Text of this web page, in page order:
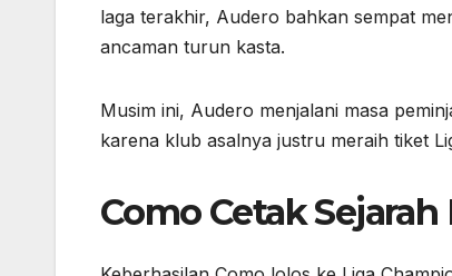
laga terakhir, Audero bahkan sempat
ancaman turun kasta.
Musim ini, Audero menjalani masa
karena klub asalnya justru meraih tiket
Como Cetak Sejarah